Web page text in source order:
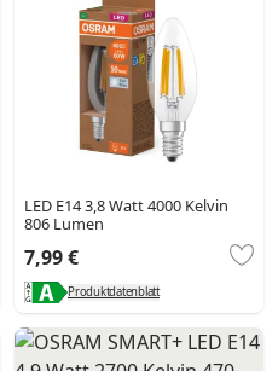
LED E14 3,8 Watt 4000 Kelvin
806 Lumen
7,99 €
Produktdatenblatt